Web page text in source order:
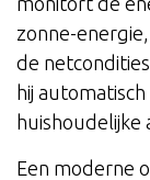
zonne-
de
hij
Een moderne